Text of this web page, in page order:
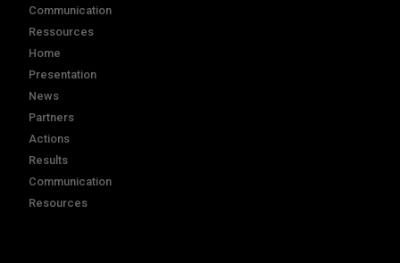
Communication
Ressources
Home
Presentation
News
Partners
Actions
Results
Communication
Resources